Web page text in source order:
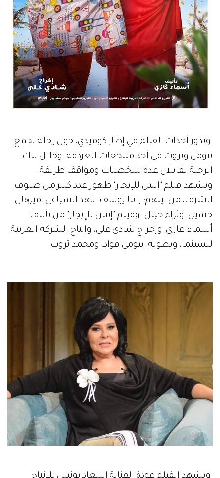
وتدور أحداث الفيلم في إطار كوميدي، حول رحلة تجمع
بيومي وثروت في أحد منتجعات الغردقة، وخلال تلك
الرحلة يقابلان عدة شخصيات ومواقف طريفة.
ويشهد فيلم "إتنين للإيجار" ظهور عدد كبير من ضيوف
الشرف، من بينهم: رانيا يوسف، ناهد السباعي، ميرهان
حسين، وثراء جبيل. وفيلم "إتنين للإيجار" من تأليف
أسماء غازي، وإخراج شادي علي، وإنتاج الشركة العربية
للسينما، وبطولة: بيومي فؤاد، ومحمد ثروت.